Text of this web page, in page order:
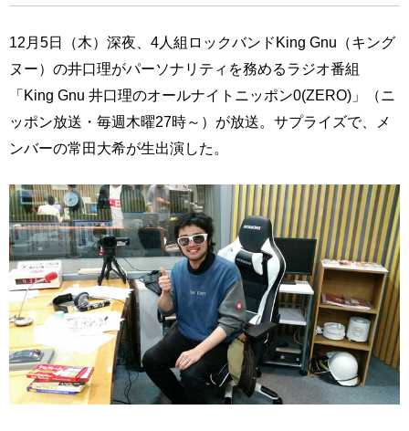
12月5日（木）深夜、4人組ロックバンドKing Gnu（キング
ヌー）の井口理がパーソナリティを務めるラジオ番組
「King Gnu 井口理のオールナイトニッポン0(ZERO)」（ニ
ッポン放送・毎週木曜27時～）が放送。サプライズで、メ
ンバーの常田大希が生出演した。